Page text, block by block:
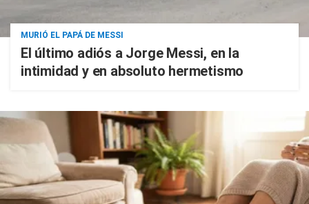
MURIÓ EL PAPÁ DE MESSI
El último adiós a Jorge Messi, en la
intimidad y en absoluto hermetismo